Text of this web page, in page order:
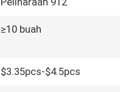
≥10 buah
$3.35pcs-$4.5pcs